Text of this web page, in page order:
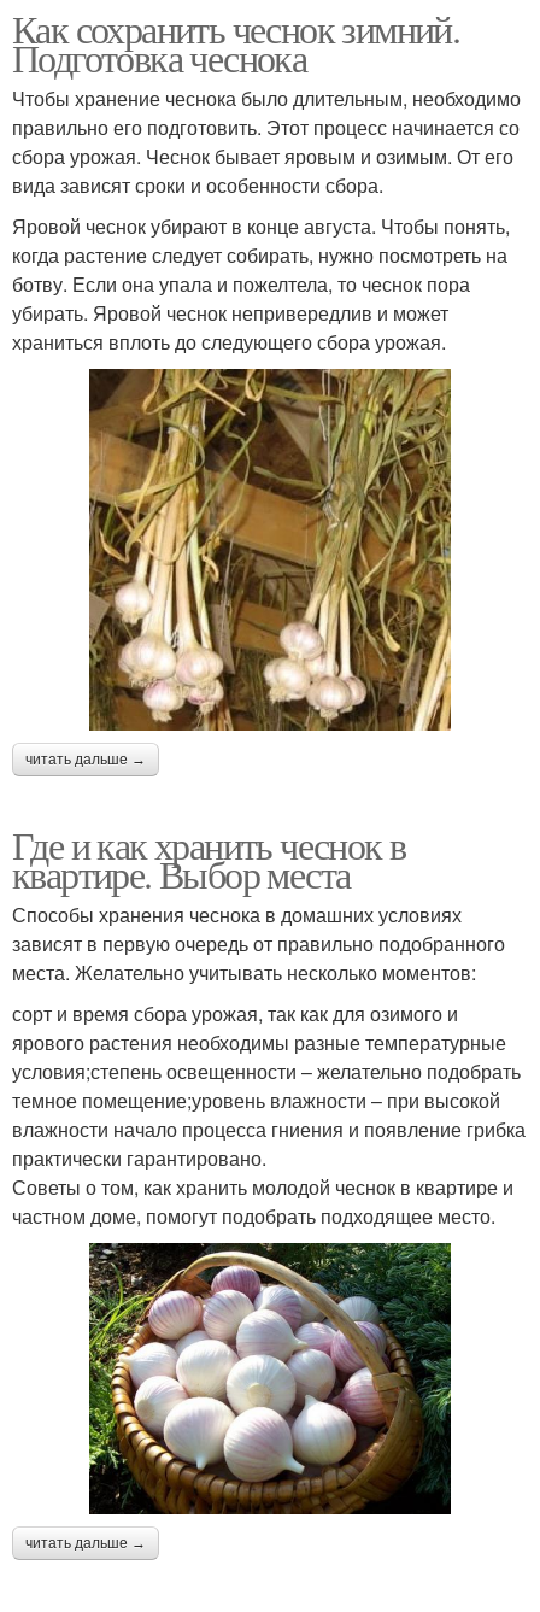
Как сохранить чеснок зимний.
Подготовка чеснока
Чтобы хранение чеснока было длительным, необходимо
правильно его подготовить. Этот процесс начинается со
сбора урожая. Чеснок бывает яровым и озимым. От его
вида зависят сроки и особенности сбора.
Яровой чеснок убирают в конце августа. Чтобы понять,
когда растение следует собирать, нужно посмотреть на
ботву. Если она упала и пожелтела, то чеснок пора
убирать. Яровой чеснок непривередлив и может
храниться вплоть до следующего сбора урожая.
читать дальше →
Где и как хранить чеснок в
квартире. Выбор места
Способы хранения чеснока в домашних условиях
зависят в первую очередь от правильно подобранного
места. Желательно учитывать несколько моментов:
сорт и время сбора урожая, так как для озимого и
ярового растения необходимы разные температурные
условия;степень освещенности – желательно подобрать
темное помещение;уровень влажности – при высокой
влажности начало процесса гниения и появление грибка
практически гарантировано.
Советы о том, как хранить молодой чеснок в квартире и
частном доме, помогут подобрать подходящее место.
читать дальше →